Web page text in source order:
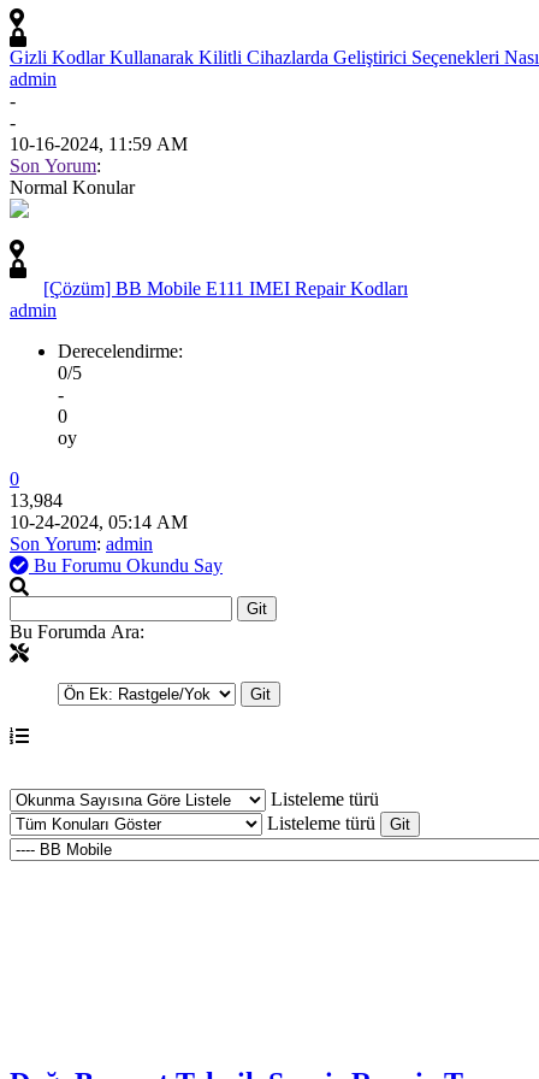
Gizli Kodlar Kullanarak Kilitli Cihazlarda Geliştirici Seçenekleri
admin
-
-
10-16-2024, 11:59 AM
Son Yorum:
Normal Konular
[Çözüm] BB Mobile E111 IMEI Repair Kodları
admin
Derecelendirme:
0/5
-
0
oy
0
13,984
10-24-2024, 05:14 AM
Son Yorum: admin
Bu Forumu Okundu Say
Bu Forumda Ara:
Listeleme türü
Listeleme türü